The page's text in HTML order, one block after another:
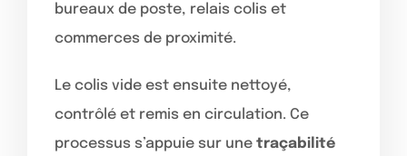
bureaux de poste, relais colis et
commerces de proximité.
Le colis vide est ensuite nettoyé,
contrôlé et remis en circulation. Ce
processus s’appuie sur une traçabilité